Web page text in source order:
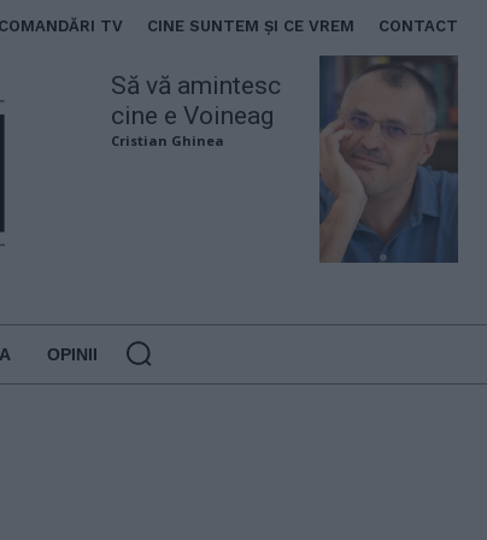
TV CINE SUNTEM ȘI CE VREM CONTACT
Să vă amintesc
cine e Voineag
Cristian Ghinea
OPINII